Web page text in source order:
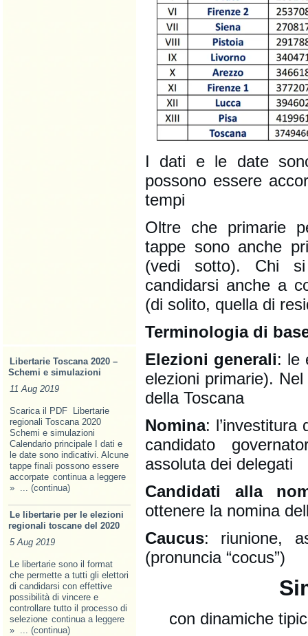
Libertarie Toscana 2020 –
Schemi e simulazioni
11 Aug 2019
Scarica il PDF Libertarie
regionali Toscana 2020
Schemi e simulazioni
Calendario principale I dati e
le date sono indicativi. Alcune
tappe finali possono essere
accorpate continua a leggere
» ... (continua)
Le libertarie per le elezioni
regionali toscane del 2020
5 Aug 2019
Le libertarie sono il format
che permette a tutti gli elettori
di candidarsi con effettive
possibilità di vincere e
controllare tutto il processo di
selezione continua a leggere
» ... (continua)
I dati e le date
possono essere
tempi
Oltre che primarie
tappe sono anche
(vedi sotto). Chi
candidarsi anche a
(di solito, quella di
Terminologia di
Elezioni generali: le
elezioni primarie).
della Toscana
Nomina: l’investitura
candidato
assoluta dei delegati
Candidati alla
ottenere la nomina
Caucus: riunione,
(pronuncia “cocus”)
con dinamiche